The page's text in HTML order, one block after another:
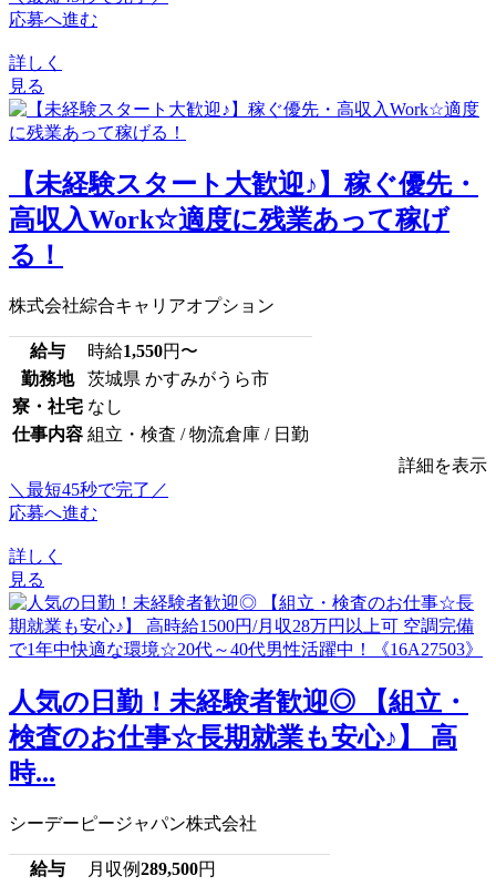
応募へ進む
詳しく
見る
【未経験スタート大歓迎♪】稼ぐ優先・
高収入Work☆適度に残業あって稼げ
る！
株式会社綜合キャリアオプション
給与 時給1,550円〜
勤務地
茨城県 かすみがうら市
寮・社宅 なし
仕事内容 組立・検査 / 物流倉庫 / 日勤
詳細を表示
＼最短45秒で完了／
応募へ進む
詳しく
見る
人気の日勤！未経験者歓迎◎ 【組立・
検査のお仕事☆長期就業も安心♪】 高
時...
シーデーピージャパン株式会社
給与 月収例289,500円